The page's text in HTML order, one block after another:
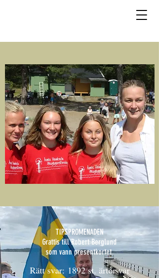
TIPSPROMENADEN
Grattis till Robert Berglund
som vann presentkortet.
Rätt svar: 1892 st. ärtor var